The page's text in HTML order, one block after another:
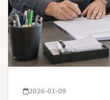
2026-01-09